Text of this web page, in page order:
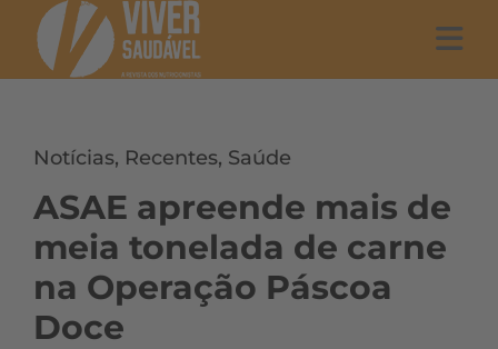
Notícias, Recentes, Saúde
ASAE apreende mais de
meia tonelada de carne
na Operação Páscoa
Doce